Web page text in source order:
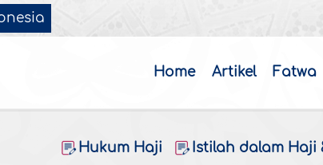
Home Artikel Fatwa
Hukum Haji Istilah dalam Haji